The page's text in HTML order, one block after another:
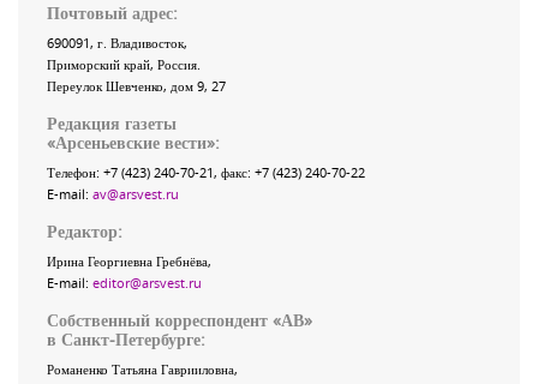
Почтовый адрес:
690091, г. Владивосток,
Приморский край, Россия.
Переулок Шевченко, дом 9, 27
Редакция газеты
«Арсеньевские вести»:
Телефон: +7 (423) 240-70-21, факс: +7 (423) 240-70-22
E-mail: av@arsvest.ru
Редактор:
Ирина Георгиевна Гребнёва,
E-mail: editor@arsvest.ru
Собственный корреспондент «АВ»
в Санкт-Петербурге:
Романенко Татьяна Гаврииловна,